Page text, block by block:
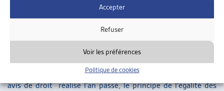
Accepter
Refuser
Voir les préférences
Politique de cookies
Dans le viseur du Tribunal fédéral, les expertises effectuées
par les Centres d’observation médicale de l’AI (COMAI). Ces
centres effectuent des expertises médicales sur mandat des
Offices AI, à qui il revient de déterminer si les conditions
pour l’obtention de prestations sont remplies. Or, selon un
avis de droit réalisé l’an passé, le principe de l’égalité des